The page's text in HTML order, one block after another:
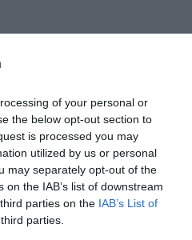
of your personal or
the below opt-out section to
is processed you may
utilized by us or personal
may separately opt-out of the
the IAB’s list of downstream
parties on the IAB’s List of
parties.
Οι
του